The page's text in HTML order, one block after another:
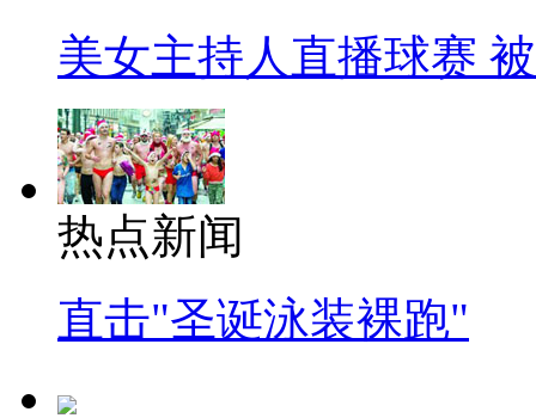
美女主持人直播球赛
热点新闻
直击"圣诞泳装裸跑"